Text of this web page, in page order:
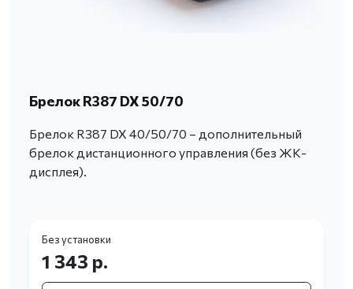
Брелок R387 DX 50/70
Брелок R387 DX 40/50/70 – дополнительный
брелок дистанционного управления (без ЖК-
дисплея).
Без установки
1 343 р.